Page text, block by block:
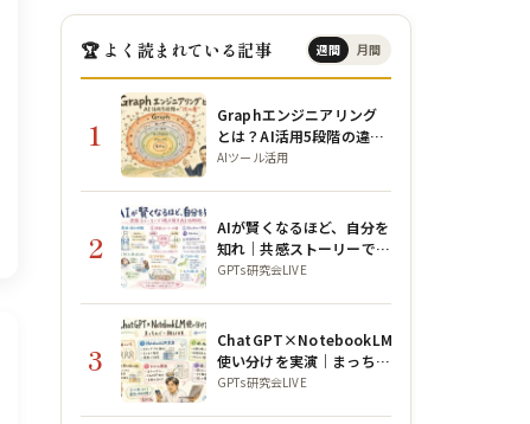
🏆 よく読まれている記事 週間 月間
1
Graphエンジニアリング
とは？AI活用5段階の違い
と構造を初心者向けに解説
AIツール活用
2
AIが賢くなるほど、自分を
知れ｜共感ストーリーで魂
を宿すAI活用術【公ちゃん
GPTs研究会LIVE
3
ChatGPT×NotebookLM
使い分けを実演｜まっちん
ぐー朝LIVE
GPTs研究会LIVE